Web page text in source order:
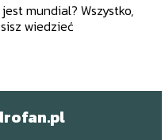
mundial? Wszystko,
wiedzieć